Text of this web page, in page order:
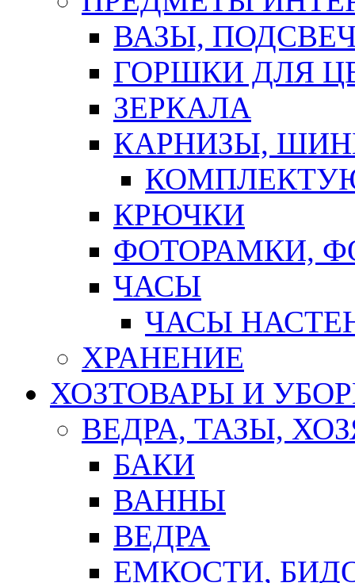
ВАЗЫ,
ГОРШКИ ДЛЯ
ЗЕРКАЛА
КАРНИЗЫ,
КРЮЧКИ
ФОТОРАМКИ,
ЧАСЫ
ЧАСЫ
ХРАНЕНИЕ
ХОЗТОВАРЫ И
ВЕДРА, ТАЗЫ,
БАКИ
ВАННЫ
ВЕДРА
ЕМКОСТИ,